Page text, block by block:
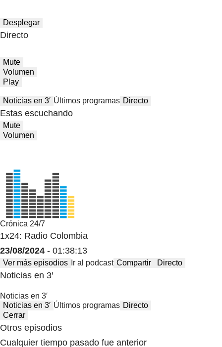
Desplegar
Directo
Mute
Volumen
Play
Noticias en 3′ Últimos programas Directo
Estas escuchando
Mute
Volumen
Crónica 24/7
1x24: Radio Colombia
23/08/2024 - 01:38:13
Ver más episodios Ir al podcast Compartir Directo
Noticias en 3′
Noticias en 3′
Noticias en 3′ Últimos programas Directo
Cerrar
Otros episodios
Cualquier tiempo pasado fue anterior